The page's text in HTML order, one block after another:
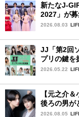
新たなJ-
2027」が
視した「新
2026.08.03
JJ「第2回
プリの鍵を
ファイナリ
2026.05.22
【元之介
後ろの男が
タビュー♡
2026.08.05